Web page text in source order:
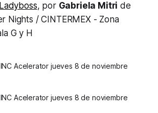
, por Gabriela Mitri de
Nights / CINTERMEX - Zona
G y H
Acelerator jueves 8 de noviembre
Acelerator jueves 8 de noviembre